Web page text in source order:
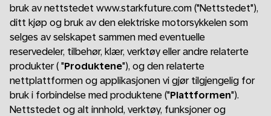
bruk av nettstedet www.starkfuture.com ("Nettstedet"),
ditt kjøp og bruk av den elektriske motorsykkelen som
selges av selskapet sammen med eventuelle
reservedeler, tilbehør, klær, verktøy eller andre relaterte
produkter ( "Produktene"), og den relaterte
nettplattformen og applikasjonen vi gjør tilgjengelig for
bruk i forbindelse med produktene ("Plattformen").
Nettstedet og alt innhold, verktøy, funksjoner og